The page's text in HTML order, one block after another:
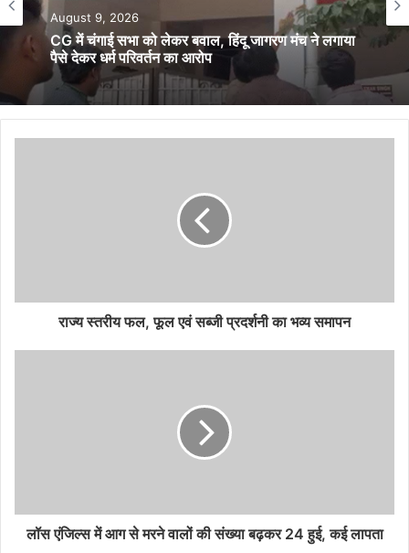
छत्तीसगढ़
August 9, 2026
August 9, 2026
चैंबर ऑफ कॉमर्स की पहली बैठक में क्षेत्र की समस्याओं पर
मंथन, समाधान को लेकर हुई चर्चा
राज्य स्तरीय फल, फूल एवं सब्जी प्रदर्शनी का भव्य समापन
लॉस एंजिल्स में आग से मरने वालों की संख्या बढ़कर 24 हुई, कई लापता